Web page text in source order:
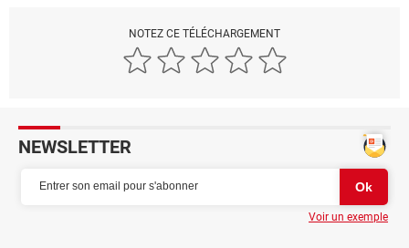
NOTEZ CE TÉLÉCHARGEMENT
NEWSLETTER
Voir un exemple